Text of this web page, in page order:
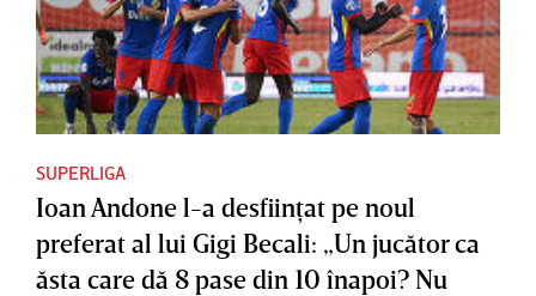
SUPERLIGA
Ioan Andone l-a desfiinţat pe noul
preferat al lui Gigi Becali: „Un jucător ca
ăsta care dă 8 pase din 10 înapoi? Nu